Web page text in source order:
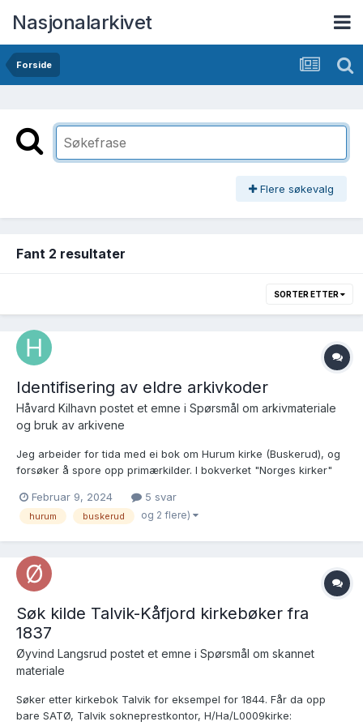
Nasjonalarkivet
Forside
Flere søkevalg
Fant 2 resultater
SORTER ETTER
Identifisering av eldre arkivkoder
Håvard Kilhavn postet et emne i Spørsmål om arkivmateriale
og bruk av arkivene
Jeg arbeider for tida med ei bok om Hurum kirke (Buskerud), og
forsøker å spore opp primærkilder. I bokverket "Norges kirker"
besiktigelser mm. 1629, 1670-89, ca. 1690, 1692, 1694, 1696-97,
1699, 1702-03, 1706-07, 1708-1...
Februar 9, 2024 5 svar
hurum buskerud og 2 flere)
Søk kilde Talvik-Kåfjord kirkebøker fra
1837
Øyvind Langsrud postet et emne i Spørsmål om skannet
materiale
Søker etter kirkebok Talvik for eksempel for 1844. Får da opp
bare SATØ, Talvik sokneprestkontor, H/Ha/L0009kirke: